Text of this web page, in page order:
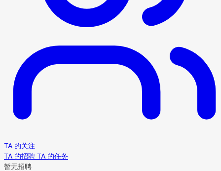
TA 的关注
TA 的招聘 TA 的任务
暂无招聘